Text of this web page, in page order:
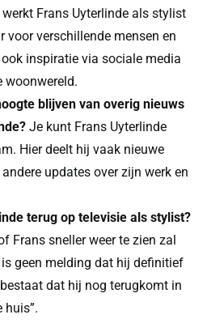
Frans Uyterlinde als stylist
voor verschillende mensen en
inspiratie via sociale media
woonwereld.
blijven van overig nieuws
Je kunt Frans Uyterlinde
Hier deelt hij vaak nieuwe
andere updates over zijn werk en
terug op televisie als stylist?
Frans sneller weer te zien zal
geen melding dat hij definitief
dat hij nog terugkomt in
huis”.